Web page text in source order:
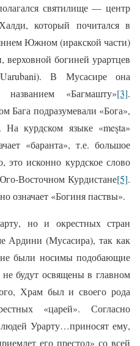
святилище — центр
который почитался в
Южном (иракской части)
богиней урартцев
В Мусасире она
«Багмашту»[3].
Бага подразумевали «Бога»,
курдском языке «meşta»
«баранта», т.е. большое
это исконно курдское слово
Восточном Курдистане[5].
означает «Богиня паствы».
но и окрестных стран
Ардини (Мусасира), так как
не были носимы подобающие
будут освящены в главном
Храм был и своего рода
«царей». Согласно
Урарту…приносят ему,
его престол» со всей